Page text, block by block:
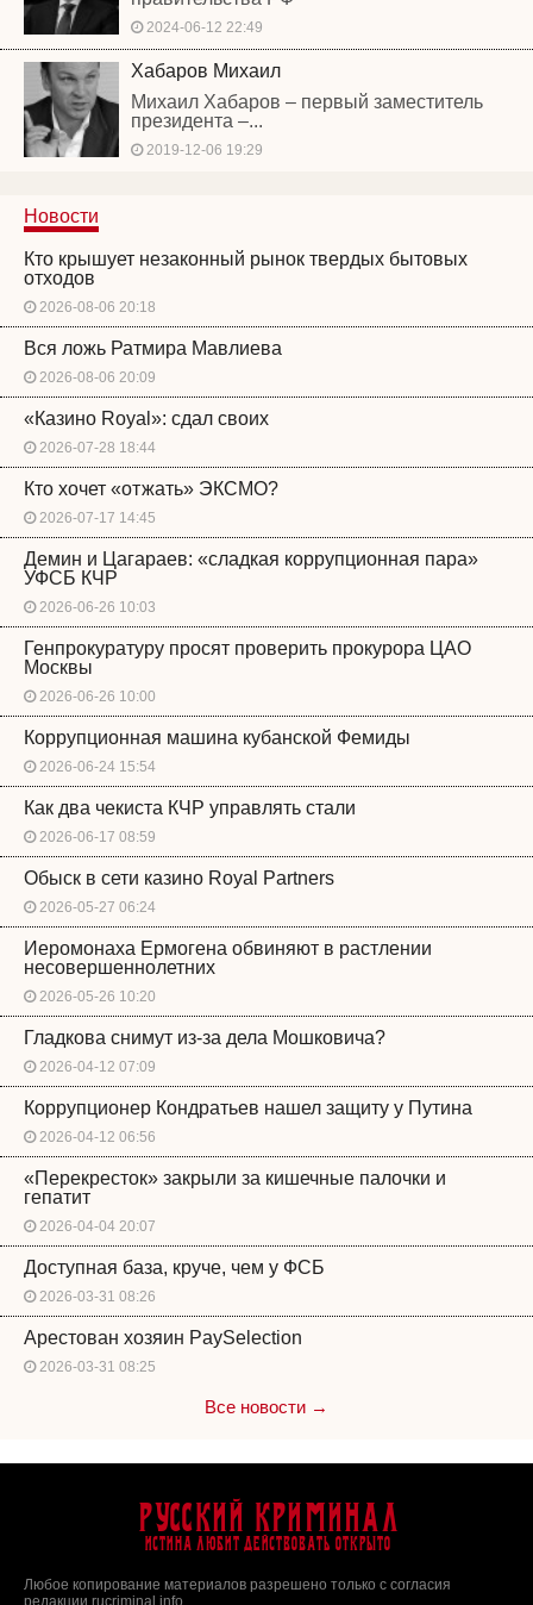
2024-06-12 22:49
Хабаров Михаил
Михаил Хабаров – первый заместитель
президента –...
2019-12-06 19:29
Новости
Кто крышует незаконный рынок твердых бытовых
отходов
2026-08-06 20:18
Вся ложь Ратмира Мавлиева
2026-08-06 20:09
«Казино Royal»: сдал своих
2026-07-28 18:44
Кто хочет «отжать» ЭКСМО?
2026-07-17 14:45
Демин и Цагараев: «сладкая коррупционная пара»
УФСБ КЧР
2026-06-26 10:03
Генпрокуратуру просят проверить прокурора ЦАО
Москвы
2026-06-26 10:00
Коррупционная машина кубанской Фемиды
2026-06-24 15:54
Как два чекиста КЧР управлять стали
2026-06-17 08:59
Обыск в сети казино Royal Partners
2026-05-27 06:24
Иеромонаха Ермогена обвиняют в растлении
несовершеннолетних
2026-05-26 10:20
Гладкова снимут из-за дела Мошковича?
2026-04-12 07:09
Коррупционер Кондратьев нашел защиту у Путина
2026-04-12 06:56
«Перекресток» закрыли за кишечные палочки и
гепатит
2026-04-04 20:07
Доступная база, круче, чем у ФСБ
2026-03-31 08:26
Арестован хозяин PaySelection
2026-03-31 08:25
Все новости →
Русский Криминал
Истина любит действовать открыто
Любое копирование материалов разрешено только с согласия
редакции rucriminal.info.